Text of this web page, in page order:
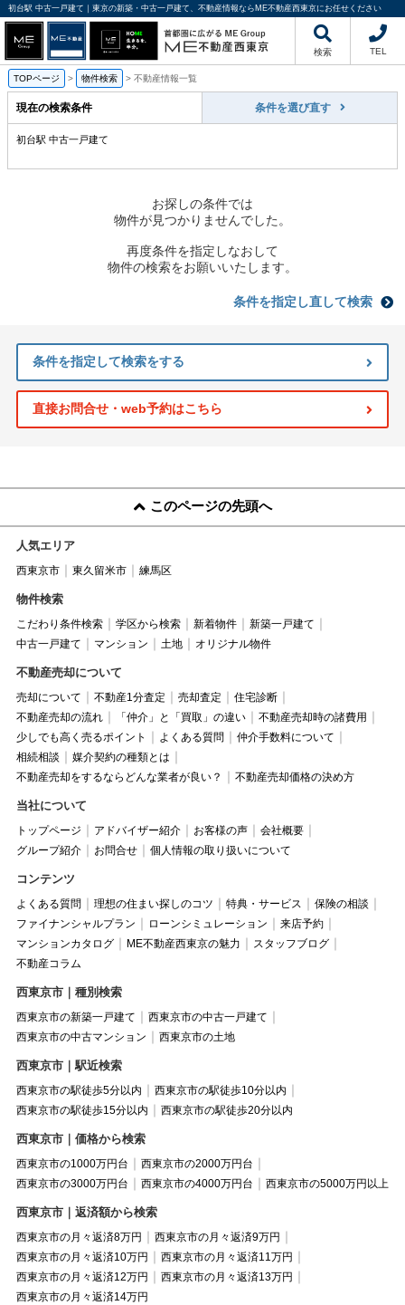
初台駅 中古一戸建て｜東京の新築・中古一戸建て、不動産情報ならME不動産西東京にお任せください
検索 TEL
TOPページ > 物件検索 > 不動産情報一覧
現在の検索条件 条件を選び直す
初台駅 中古一戸建て
お探しの条件では
物件が見つかりませんでした。
再度条件を指定しなおして
物件の検索をお願いいたします。
条件を指定し直して検索
条件を指定して検索をする
直接お問合せ・web予約はこちら
このページの先頭へ
人気エリア
西東京市 東久留米市 練馬区
物件検索
こだわり条件検索 学区から検索 新着物件
新築一戸建て
中古一戸建て
マンション 土地 オリジナル物件
不動産売却について
売却について 不動産1分査定 売却査定
住宅診断
不動産売却の流れ
「仲介」と「買取」の違い
不動産売却時の諸費用
少しでも高く売るポイント
よくある質問
仲介手数料について
相続相談
媒介契約の種類とは
不動産売却をするならどんな業者が良い？
不動産売却価格の決め方
当社について
トップページ アドバイザー紹介 お客様の声
会社概要
グループ紹介
お問合せ 個人情報の取り扱いについて
コンテンツ
よくある質問 理想の住まい探しのコツ 特典・サービス
保険の相談
ファイナンシャルプラン
ローンシミュレーション
来店予約
マンションカタログ
ME不動産西東京の魅力
スタッフブログ
不動産コラム
西東京市｜種別検索
西東京市の新築一戸建て
西東京市の中古一戸建て
西東京市の中古マンション
西東京市の土地
西東京市｜駅近検索
西東京市の駅徒歩5分以内
西東京市の駅徒歩10分以内
西東京市の駅徒歩15分以内
西東京市の駅徒歩20分以内
西東京市｜価格から検索
西東京市の1000万円台
西東京市の2000万円台
西東京市の3000万円台
西東京市の4000万円台 西東京市の5000万円以上
西東京市｜返済額から検索
西東京市の月々返済8万円
西東京市の月々返済9万円
西東京市の月々返済10万円
西東京市の月々返済11万円
西東京市の月々返済12万円
西東京市の月々返済13万円
西東京市の月々返済14万円